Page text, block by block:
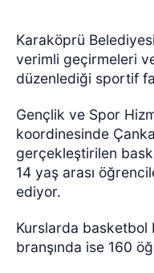
Karaköprü
verimli geçirmeleri
düzenlediği sportif
Gençlik ve Spor
koordinesinde
gerçekleştirilen
14 yaş arası
ediyor.
Kurslarda basketbol
branşında ise 160